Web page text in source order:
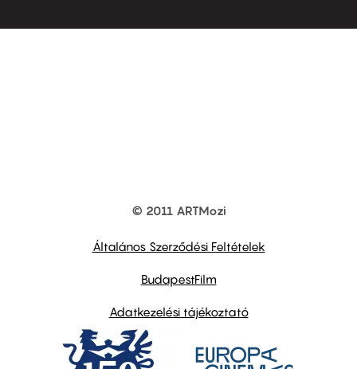
© 2011 ARTMozi
Általános Szerződési Feltételek
BudapestFilm
Adatkezelési tájékoztató